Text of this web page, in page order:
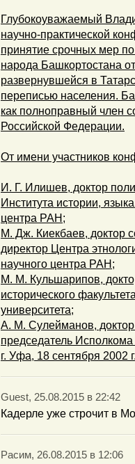
Глубокоуважаемый
научно-практической
принятие срочных мер
народа Башкортостана
развернувшейся в
переписью населения.
как полноправный член
Российской Федерации.
От имени участников
И. Г. Илишев, доктор
Института ис­тории,
центра РАН;
М. Дж. Киекбаев, доктор
директор Центра
научного центра РАН;
М. М. Кульшарипов,
историче­ского
университета;
А. М. Сулейманов,
председатель
г. Уфа, 18 сентября 2002
Guest, 25.08.2015 в 22:42
Кадерле уже строчит в
Расим, 26.08.2015 в 12:06